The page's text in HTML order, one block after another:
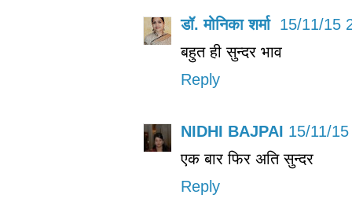
डॉ. मोनिका शर्मा 15/11/15
बहुत ही सुन्दर भाव
Reply
NIDHI BAJPAI 15/11/
एक बार फिर अति सुन्दर
Reply